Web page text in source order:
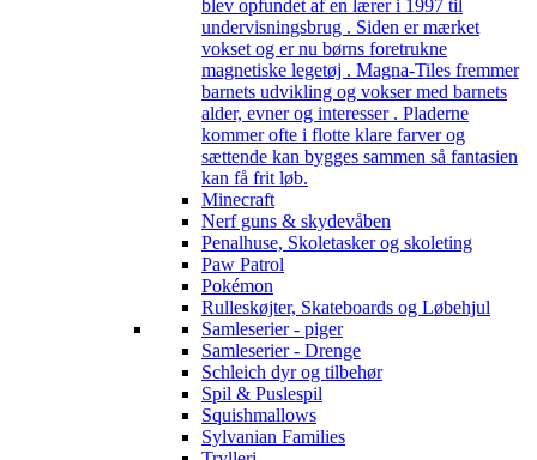
blev opfundet af en lærer i 1997 til
undervisningsbrug . Siden er mærket
vokset og er nu børns foretrukne
magnetiske legetøj . Magna-Tiles fremmer
barnets udvikling og vokser med barnets
alder, evner og interesser . Pladerne
kommer ofte i flotte klare farver og
sættende kan bygges sammen så fantasien
kan få frit løb.
Minecraft
Nerf guns & skydevåben
Penalhuse, Skoletasker og skoleting
Paw Patrol
Pokémon
Rulleskøjter, Skateboards og Løbehjul
Samleserier - piger
Samleserier - Drenge
Schleich dyr og tilbehør
Spil & Puslespil
Squishmallows
Sylvanian Families